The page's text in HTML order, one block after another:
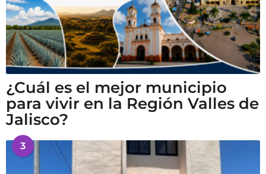
¿Cuál es el mejor municipio
para vivir en la Región Valles de
Jalisco?
3